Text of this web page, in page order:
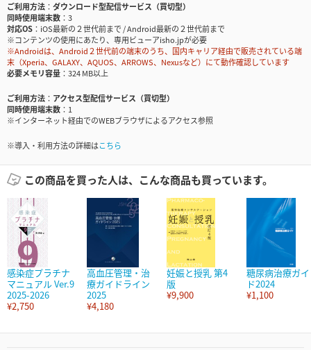
ご利用方法
ダウンロード型配信サービス（買切型）
同時使用端末数
3
対応OS
iOS最新の２世代前まで / Android最新の２世代前まで
※コンテンツの使用にあたり、専用ビューアisho.jpが必要
※Androidは、Android２世代前の端末のうち、国内キャリア経由で販売されている端
末（Xperia、GALAXY、AQUOS、ARROWS、Nexusなど）にて動作確認しています
必要メモリ容量
324 MB以上
ご利用方法
アクセス型配信サービス（買切型）
同時使用端末数
1
※インターネット経由でのWEBブラウザによるアクセス参照
※導入・利用方法の詳細はこちら
この商品を買った人は、こんな商品も買っています。
感染症プラチナ
マニュアル Ver.9
2025-2026
¥2,750
高血圧管理・治
療ガイドライン
2025
¥4,180
妊娠と授乳 第4
版
¥9,900
糖尿病治療ガイ
ド2024
¥1,100